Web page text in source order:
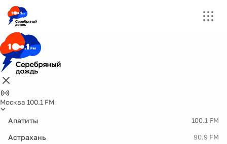
Москва 100.1 FM
Апатиты 100.1 FM
Астрахань 90.9 FM